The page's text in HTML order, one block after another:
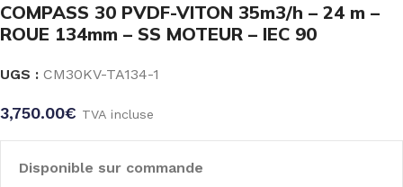
COMPASS 30 PVDF-VITON 35m3/h – 24 m –
ROUE 134mm – SS MOTEUR – IEC 90
UGS : CM30KV-TA134-1
3,750.00€ TVA incluse
Disponible sur commande